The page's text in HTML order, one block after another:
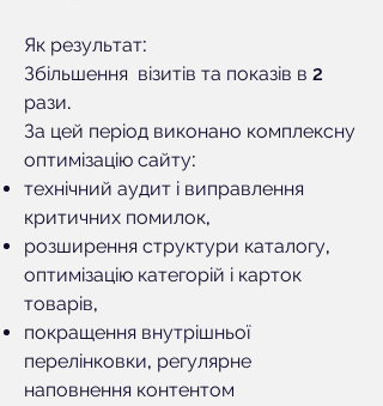
Як результат:
Збільшення візитів та показів в 2
рази.
За цей період виконано комплексну
оптимізацію сайту:
технічний аудит і виправлення
критичних помилок,
розширення структури каталогу,
оптимізацію категорій і карток
товарів,
покращення внутрішньої
перелінковки, регулярне
наповнення контентом